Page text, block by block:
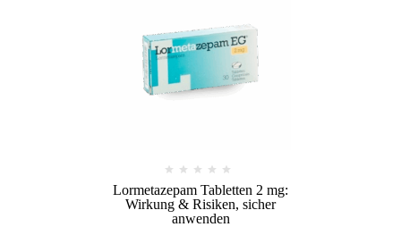
Lormetazepam Tabletten 2 mg:
Wirkung & Risiken, sicher
anwenden